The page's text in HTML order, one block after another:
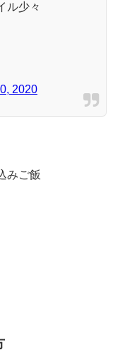
ル少々
2020
みご飯